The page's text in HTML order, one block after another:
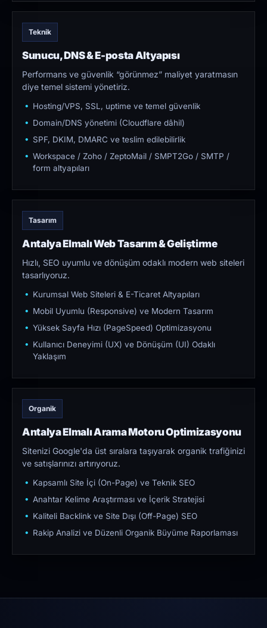
Teknik
Sunucu, DNS & E-posta Altyapısı
Performans ve güvenlik “görünmez” maliyet yaratmasın
diye temel sistemi yönetiriz.
Hosting/VPS, SSL, uptime ve temel güvenlik
Domain/DNS yönetimi (Cloudflare dâhil)
SPF, DKIM, DMARC ve teslim edilebilirlik
Workspace / Zoho / ZeptoMail / SMPT2Go / SMTP /
form altyapıları
Tasarım
Antalya Elmalı Web Tasarım & Geliştirme
Hızlı, SEO uyumlu ve dönüşüm odaklı modern web siteleri
tasarlıyoruz.
Kurumsal Web Siteleri & E-Ticaret Altyapıları
Mobil Uyumlu (Responsive) ve Modern Tasarım
Yüksek Sayfa Hızı (PageSpeed) Optimizasyonu
Kullanıcı Deneyimi (UX) ve Dönüşüm (UI) Odaklı
Yaklaşım
Organik
Antalya Elmalı Arama Motoru Optimizasyonu
Sitenizi Google'da üst sıralara taşıyarak organik trafiğinizi
ve satışlarınızı artırıyoruz.
Kapsamlı Site İçi (On-Page) ve Teknik SEO
Anahtar Kelime Araştırması ve İçerik Stratejisi
Kaliteli Backlink ve Site Dışı (Off-Page) SEO
Rakip Analizi ve Düzenli Organik Büyüme Raporlaması